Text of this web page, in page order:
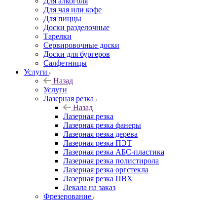
Для чая или кофе
Для пиццы
Доски разделочные
Тарелки
Сервировочные доски
Доски для бургеров
Салфетницы
Услуги
Назад
Услуги
Лазерная резка
Назад
Лазерная резка
Лазерная резка фанеры
Лазерная резка дерева
Лазерная резка ПЭТ
Лазерная резка АБС-пластика
Лазерная резка полистирола
Лазерная резка оргстекла
Лазерная резка ПВХ
Лекала на заказ
Фрезерование